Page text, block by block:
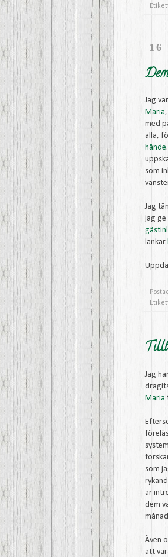
16
Jag
Maria,
med
alla,
hände
som
Jag
jag ge
länkar
Jag
Maria
som
är
dem
Även
att